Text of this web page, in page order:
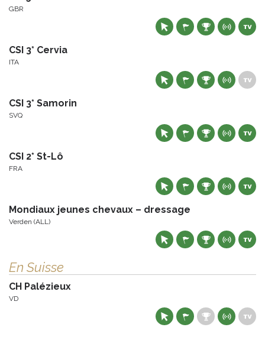
GBR
CSI 3* Cervia
ITA
CSI 3* Samorin
SVQ
CSI 2* St-Lô
FRA
Mondiaux jeunes chevaux – dressage
Verden (ALL)
En Suisse
CH Palézieux
VD